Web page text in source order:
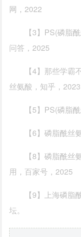
网，2022
【3】PS(磷脂
问答，2025
【4】那些学
丝氨酸，知乎，2023
【5】PS(磷脂
【6】磷脂酰
【8】磷脂酰
用，百家号，2025
【9】上海磷
坛。